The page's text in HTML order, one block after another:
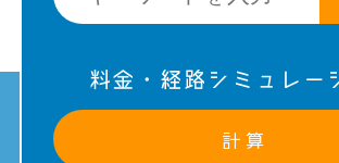
料金・経路シミュレー
計 算